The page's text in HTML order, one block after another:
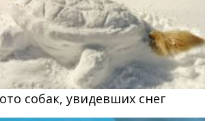
собак, увидевших снег